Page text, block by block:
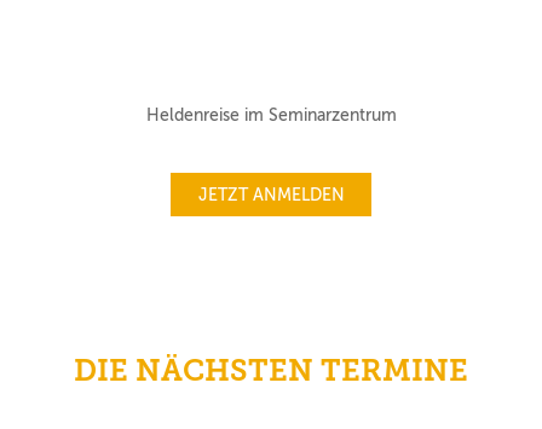
Heldenreise im Seminarzentrum
JETZT ANMELDEN
DIE NÄCHSTEN TERMINE